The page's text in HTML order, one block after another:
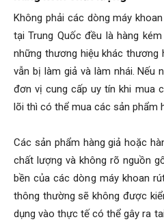
Không phải các dòng máy
tại Trung Quốc đều là hàng
những thương hiệu khác thương
vẫn bị làm giả và làm nhái. Nếu
đơn vị cung cấp uy tín khi mua
lõi thì có thể mua các sản phẩm
Các sản phẩm hàng giả hoặc
chất lượng và không rõ nguồn
bền của các dòng máy khoan
thông thường sẽ không được
dụng vào thực tế có thể gây ra